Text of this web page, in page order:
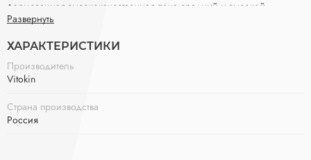
формованная высококачественная пена средний и высокой
плотности.
отличную
Защита поясницы:
плотности,
с формованным фирменным рисунком в районе позвоночника,
Развернуть
ХАРАКТЕРИСТИКИ
Производитель
Vitokin
Страна производства
Россия